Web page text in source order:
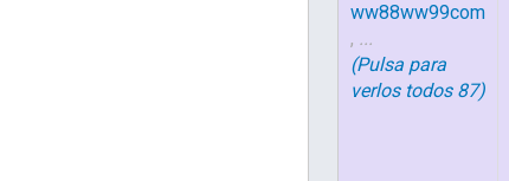
ww88ww99com
, ...
(Pulsa para
verlos todos 87)